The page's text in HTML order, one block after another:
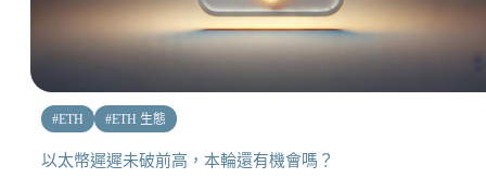
#ETH #ETH 生態
以太幣遲遲未破前高，本輪還有機會嗎？